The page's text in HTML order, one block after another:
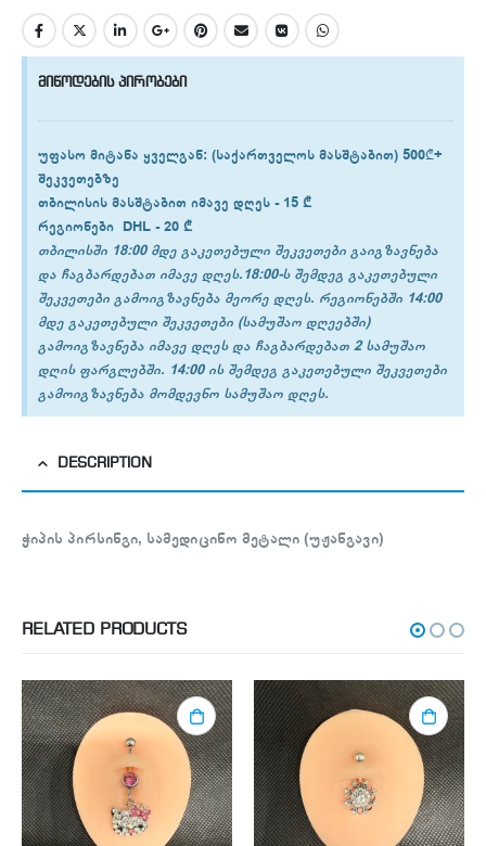
მიწოდების პირობები
უფასო მიტანა ყველგან: (საქართველოს მასშტაბით) 500₾+
შეკვეთებზე
თბილისის მასშტაბით იმავე დღეს -15 ₾
რეგიონები DHL -20 ₾
თბილისში 18:00 მდე გაკეთებული შეკვეთები გაიგზავნება
და ჩაგბარდებათ იმავე დღეს.18:00-ს შემდეგ გაკეთებული
შეკვეთები გამოიგზავნება მეორე დღეს. რეგიონებში 14:00
მდე გაკეთებული შეკვეთები (სამუშაო დღეებში)
გამოიგზავნება იმავე დღეს და ჩაგბარდებათ 2 სამუშაო
დღის ფარგლებში. 14:00 ის შემდეგ გაკეთებული შეკვეთები
გამოიგზავნება მომდევნო სამუშაო დღეს.
DESCRIPTION
ჭიპის პირსინგი, სამედიცინო მეტალი (უჟანგავი)
RELATED PRODUCTS